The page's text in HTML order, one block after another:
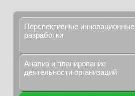
Перспективные инновационные
разработки
Анализ и планирование
деятельности организаций